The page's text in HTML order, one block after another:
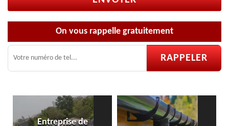
On vous rappelle gratuitement